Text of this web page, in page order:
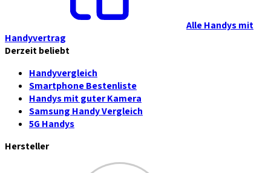
Alle Handys mit
Handyvertrag
Derzeit beliebt
Handyvergleich
Smartphone Bestenliste
Handys mit guter Kamera
Samsung Handy Vergleich
5G Handys
Hersteller